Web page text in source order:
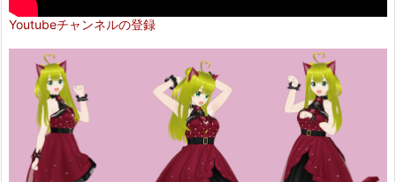
Youtubeチャンネルの登録